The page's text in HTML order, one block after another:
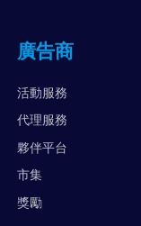
廣告商
活動服務
代理服務
夥伴平台
市集
獎勵